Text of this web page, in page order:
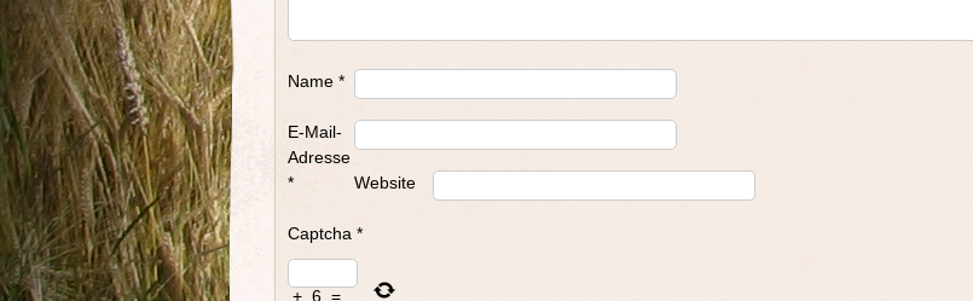
Name *
E-Mail-
Adresse
*
Website
Captcha *
+ 6 =